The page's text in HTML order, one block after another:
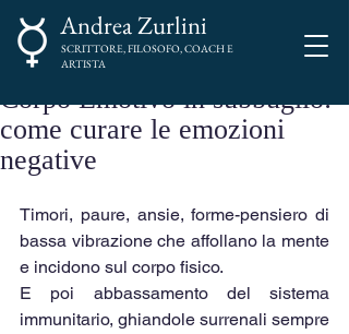
Andrea Zurlini
SCRITTORE, FILOSOFO, COACH E
ARTISTA
Corpo Emotivo in subbuglio:
come curare le emozioni
negative
Timori, paure, ansie, forme-pensiero di
bassa vibrazione che affollano la mente
e incidono sul corpo fisico.
E poi abbassamento del sistema
immunitario, ghiandole surrenali sempre